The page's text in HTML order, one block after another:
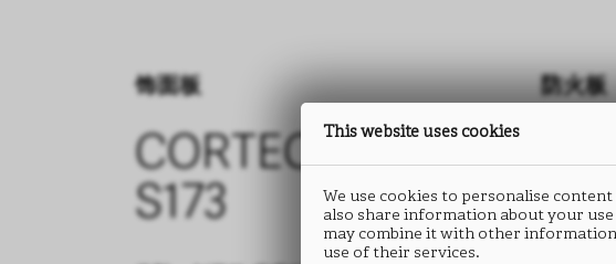
饰面板
CORTECCIA
S173
防火板
饰面板
CORTECCIA
S173
防火板
This website uses cookies
We use cookies to personalise
also share information about your
may combine it with other
use of their services.